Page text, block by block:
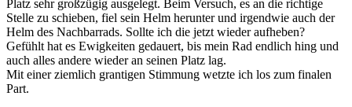
Platz sehr großzügig ausgelegt. Beim Versuch, es an die richtige
Stelle zu schieben, fiel sein Helm herunter und irgendwie auch der
Helm des Nachbarrads. Sollte ich die jetzt wieder aufheben?
Gefühlt hat es Ewigkeiten gedauert, bis mein Rad endlich hing und
auch alles andere wieder an seinen Platz lag.
Mit einer ziemlich grantigen Stimmung wetzte ich los zum finalen
Part.